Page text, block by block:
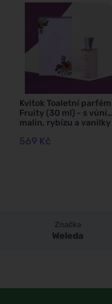
Kvitok Toaletní parfém
Fruity (30 ml) - s vůní
malin, rybízu a vanilky
569 Kč
Značka
Weleda